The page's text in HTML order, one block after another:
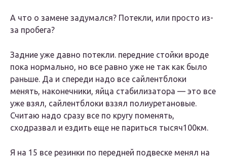
А что о замене задумался? Потекли, или просто из-
за пробега?
Задние уже давно потекли. передние стойки вроде
пока нормально, но все равно уже не так как было
раньше. Да и спереди надо все сайлентблоки
менять, наконечники, яйца стабилизатора — это все
уже взял, сайлентблоки вззял полиуретановые.
Считаю надо сразу все по кругу поменять,
сходразвал и ездить еще не париться тысяч100км.
Я на 15 все резинки по передней подвеске менял на